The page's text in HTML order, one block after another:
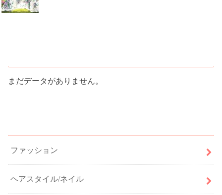
まだデータがありません。
ファッション
ヘアスタイル/ネイル